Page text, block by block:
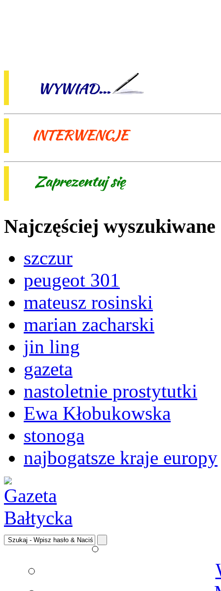
Najczęściej wyszukiwane
szczur
peugeot 301
mateusz rosinski
marian zacharski
jin ling
gazeta
nastoletnie prostytutki
Ewa Kłobukowska
stonoga
najbogatsze kraje europy